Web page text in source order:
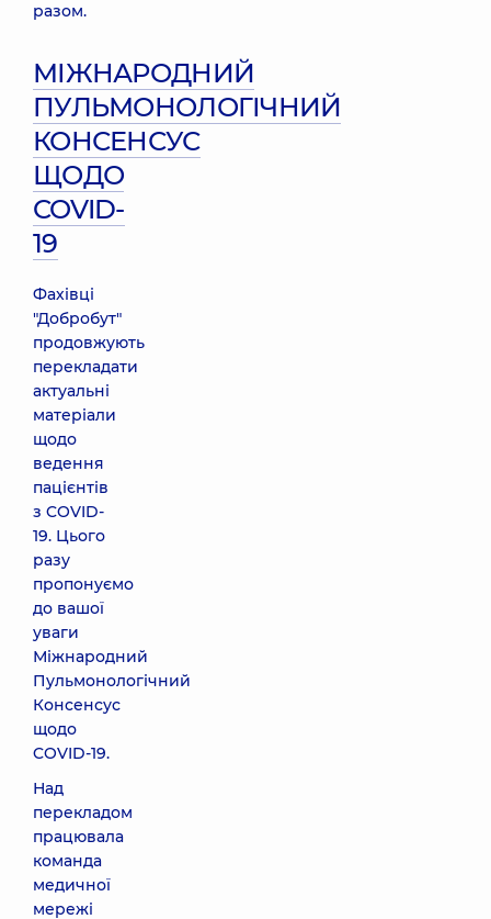
разом.
МІЖНАРОДНИЙ
ПУЛЬМОНОЛОГІЧНИЙ
КОНСЕНСУС
ЩОДО
COVID-
19
Фахівці
"Добробут"
продовжують
перекладати
актуальні
матеріали
щодо
ведення
пацієнтів
з COVID-
19. Цього
разу
пропонуємо
до вашої
уваги
Міжнародний
Пульмонологічний
Консенсус
щодо
COVID-19.
Над
перекладом
працювала
команда
медичної
мережі